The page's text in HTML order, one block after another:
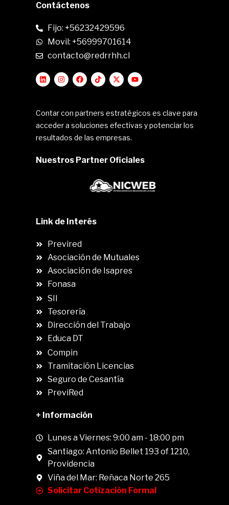
Contáctenos
Fijo: +56232429596
Movil: +56999701614
contacto@redrrhh.cl
Contar con partners estratégicos es clave para
acceder a soluciones efectivas y potenciar los
resultados de las empresas.
Nuestros Partner Oficiales
Link de Interés
Previred
Asociación de Mutuales
Asociación de Isapres
Fonasa
SII
Tesorería
Dirección del Trabajo
Educa DT
Compin
Tramitación Licencias
Seguro de Cesantía
PreviRed
+ Información
Lunes a Viernes: 9:00 am - 18:00 pm
Santiago: Antonio Bellet 193 of 1210,
Providencia
Viña del Mar: Reñaca Norte 265
Solicitar Cotización Formal